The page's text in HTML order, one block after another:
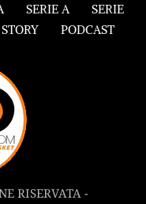
SERIE A
SERIE
PODCAST
RISERVATA -